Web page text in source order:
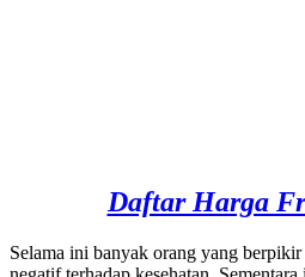
Daftar Harga
Selama ini banyak orang yang